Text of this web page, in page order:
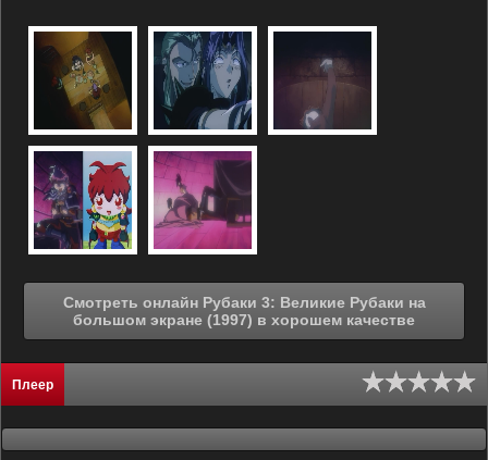
Смотреть онлайн Рубаки 3: Великие Рубаки на
большом экране (1997) в хорошем качестве
Плеер